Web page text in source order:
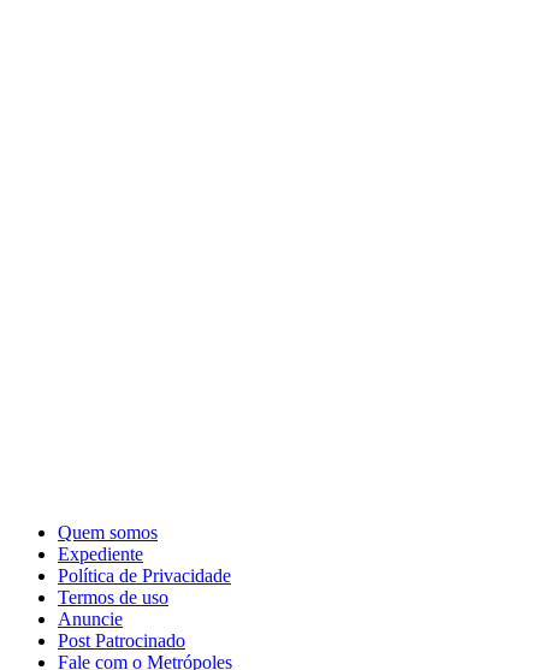
Quem somos
Expediente
Política de Privacidade
Termos de uso
Anuncie
Post Patrocinado
Fale com o Metrópoles